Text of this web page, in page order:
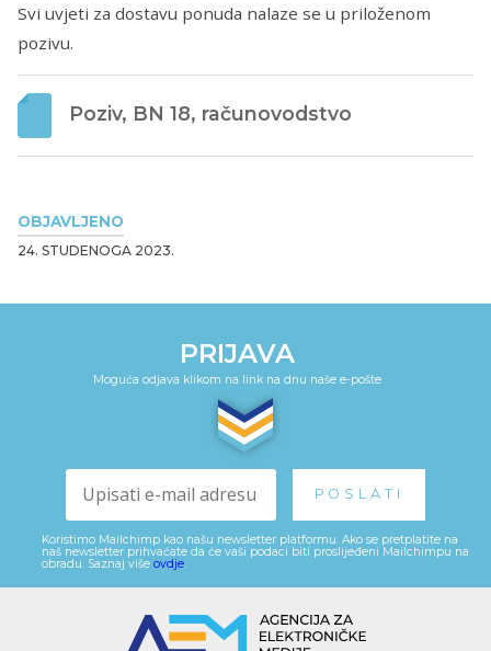
OBJAVLJENO
24. STUDENOGA 2023.
Svi uvjeti za dostavu ponuda nalaze se u priloženom
pozivu.
Poziv, BN 18, računovodstvo
PRIJAVA
Moguća odjava klikom na link na dnu naše e-pošte
Koristimo Mailchimp kao našu newsletter platformu. Ako se pretplatite na
naš newsletter prihvaćate da će vaši podaci biti proslijeđeni Mailchimpu na
obradu. Saznaj više ovdje.